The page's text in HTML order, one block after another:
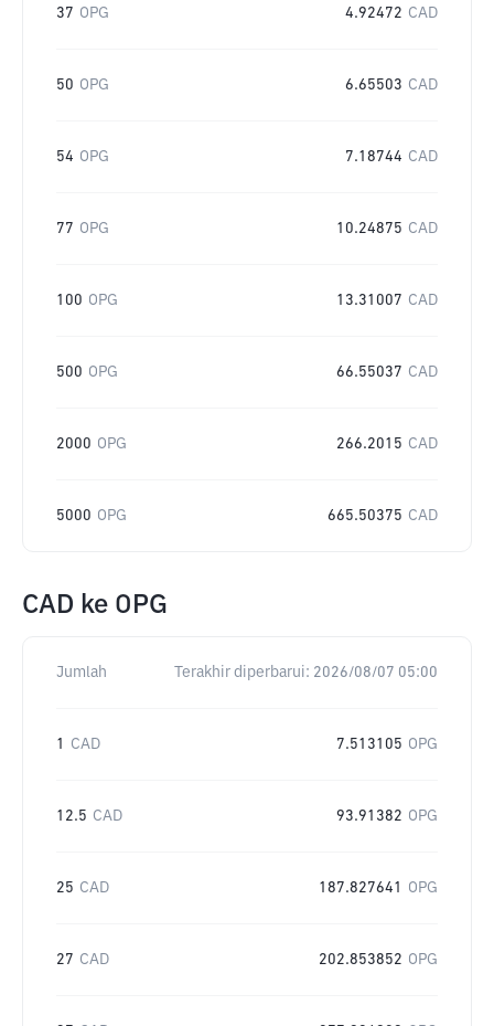
37 OPG 4.92472 CAD
50 OPG 6.65503 CAD
54 OPG 7.18744 CAD
77 OPG 10.24875 CAD
100 OPG 13.31007 CAD
500 OPG 66.55037 CAD
2000 OPG 266.2015 CAD
5000 OPG 665.50375 CAD
CAD ke OPG
Jumlah Terakhir diperbarui: 2026/08/07 05:00
1 CAD 7.513105 OPG
12.5 CAD 93.91382 OPG
25 CAD 187.827641 OPG
27 CAD 202.853852 OPG